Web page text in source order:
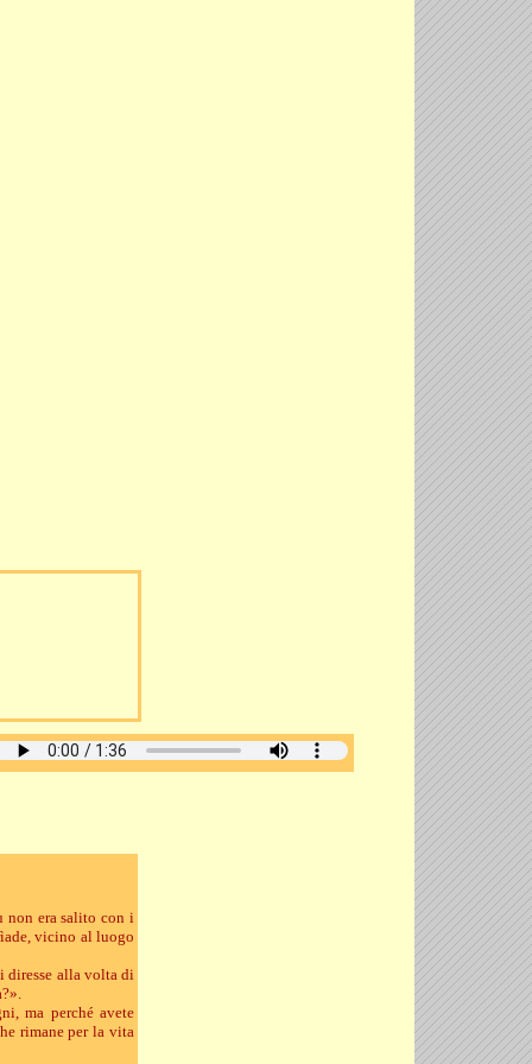
non era salito con i
vicino al luogo
diresse alla volta di
ma perché avete
rimane per la vita